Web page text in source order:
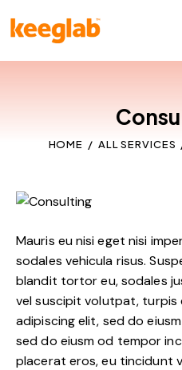
HOME ALL SERVICES
Mauris eu nisi eget nisi
sodales vehicula risus.
blandit tortor eu, sodales
vel suscipit volutpat,
adipiscing elit, sed do
sed do eiusm od tempor
placerat eros, eu tincidunt